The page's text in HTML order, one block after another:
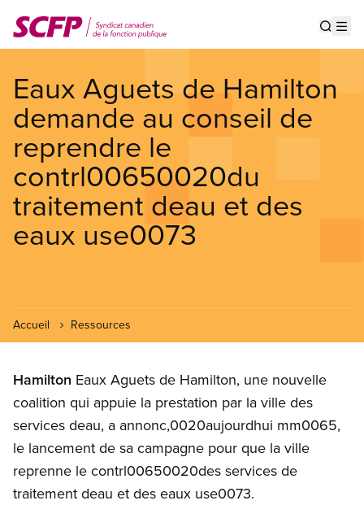
au
contenu
Eaux Aguets de Hamilton
demande au conseil de
reprendre le
contrl00650020du
traitement deau et des
eaux use0073
Accueil Ressources
Hamilton Eaux Aguets de Hamilton, une nouvelle
coalition qui appuie la prestation par la ville des
services deau, a annonc,0020aujourdhui mm0065,
le lancement de sa campagne pour que la ville
reprenne le contrl00650020des services de
traitement deau et des eaux use0073.